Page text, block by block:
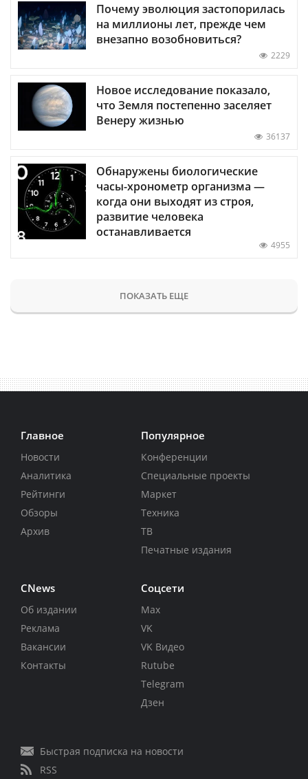
Почему эволюция застопорилась
на миллионы лет, прежде чем
внезапно возобновиться?
2229
Новое исследование показало,
что Земля постепенно заселяет
Венеру жизнью
36137
Обнаружены биологические
часы-хронометр организма —
когда они выходят из строя,
развитие человека
останавливается
4955
ПОКАЗАТЬ ЕЩЕ
Главное
Новости
Аналитика
Рейтинги
Обзоры
Архив
Популярное
Конференции
Специальные проекты
Маркет
Техника
ТВ
Печатные издания
CNews
Об издании
Реклама
Вакансии
Контакты
Соцсети
Max
VK
VK Видео
Rutube
Telegram
Дзен
Быстрая подписка на новости
RSS